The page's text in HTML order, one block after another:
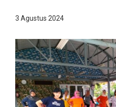
3 Agustus 2024